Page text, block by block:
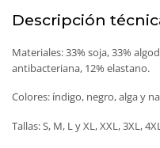
Descripción
Materiales: 33% soja, 33%
antibacteriana, 12% elastano.
Colores: índigo, negro, alga y
Tallas: S, M, L y XL, XXL, 3XL,